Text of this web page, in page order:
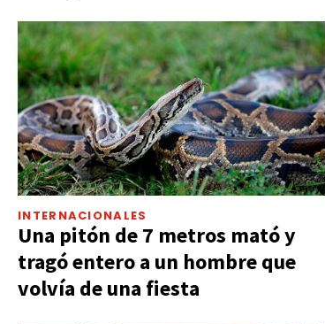
INTERNACIONALES
Una pitón de 7 metros mató y
tragó entero a un hombre que
volvía de una fiesta